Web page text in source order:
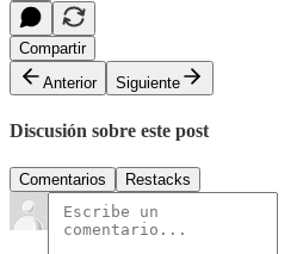
Compartir
Anterior
Siguiente
Discusión sobre este post
Comentarios Restacks